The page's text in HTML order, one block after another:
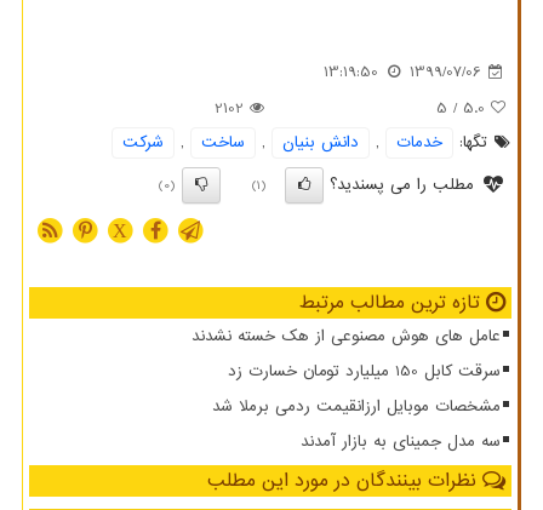
1399/07/06
13:19:50
5.0
/ 5
2102
تگها:
خدمات , دانش بنیان , ساخت ,
شركت
مطلب را می پسندید؟
(1)
(0)
X
تازه ترین مطالب مرتبط
عامل های هوش مصنوعی از هک خسته نشدند
سرقت کابل 150 میلیارد تومان خسارت زد
مشخصات موبایل ارزانقیمت ردمی برملا شد
سه مدل جمینای به بازار آمدند
نظرات بینندگان در مورد این مطلب